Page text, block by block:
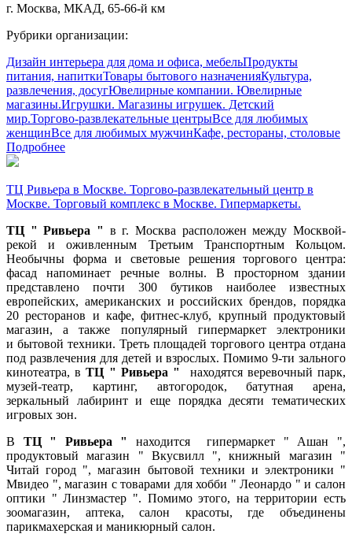
г. Москва, МКАД, 65-66-й км
Рубрики организации:
Дизайн интерьера для дома и офиса, мебельПродукты
питания, напиткиТовары бытового назначенияКультура,
развлечения, досугЮвелирные компании. Ювелирные
магазины.Игрушки. Магазины игрушек. Детский
мир.Торгово-развлекательные центрыВсе для любимых
женщинВсе для любимых мужчинКафе, рестораны, столовые
Подробнее
ТЦ Ривьера в Москве. Торгово-развлекательный центр в
Москве. Торговый комплекс в Москве. Гипермаркеты.
ТЦ " Ривьера " в г. Москва расположен между Москвой-
рекой и оживленным Третьим Транспортным Кольцом.
Необычны форма и световые решения торгового центра:
фасад напоминает речные волны. В просторном здании
представлено почти 300 бутиков наиболее известных
европейских, американских и российских брендов, порядка
20 ресторанов и кафе, фитнес-клуб, крупный продуктовый
магазин, а также популярный гипермаркет электроники
и бытовой техники. Треть площадей торгового центра отдана
под развлечения для детей и взрослых. Помимо 9-ти зального
кинотеатра, вТЦ " Ривьера "
находятся веревочный парк,
музей-театр, картинг, автогородок, батутная арена,
зеркальный лабиринт и еще порядка десяти тематических
игровых зон.
В ТЦ " Ривьера "
находится гипермаркет " Ашан ",
продуктовый магазин " Вкусвилл ", книжный магазин "
Читай город ", магазин бытовой техники и электроники "
Мвидео ", магазин с товарами для хобби " Леонардо " и салон
оптики " Линзмастер ". Помимо этого, на территории есть
зоомагазин, аптека, салон красоты, где объединены
парикмахерская и маникюрный салон.